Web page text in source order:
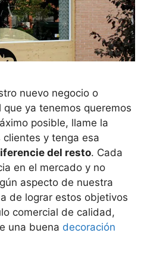
nuevo negocio o
ya tenemos queremos
posible, llame la
y tenga esa
del resto. Cada
en el mercado y no
aspecto de nuestra
de lograr estos objetivos
comercial de calidad,
una buena decoración